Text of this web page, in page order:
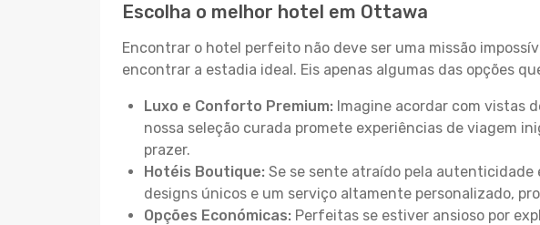
Escolha o melhor hotel em Ottawa
Encontrar o hotel perfeito não deve ser uma missão
encontrar a estadia ideal. Eis apenas algumas das opções
Luxo e Conforto Premium: Imagine acordar com vistas
nossa seleção curada promete experiências de viagem
prazer.
Hotéis Boutique: Se se sente atraído pela
designs únicos e um serviço altamente personalizado,
Opções Económicas: Perfeitas se estiver ansioso por